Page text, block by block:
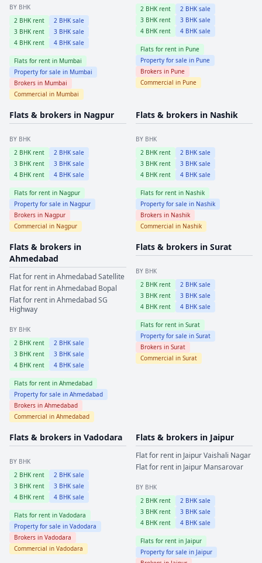
BY BHK
2 BHK rent 2 BHK sale
3 BHK rent 3 BHK sale
4 BHK rent 4 BHK sale
Flats for rent in Mumbai
Property for sale in Mumbai
Brokers in Mumbai
Commercial in Mumbai
2 BHK rent 2 BHK sale
3 BHK rent 3 BHK sale
4 BHK rent 4 BHK sale
Flats for rent in Pune
Property for sale in Pune
Brokers in Pune
Commercial in Pune
Flats & brokers in Nagpur
BY BHK
2 BHK rent 2 BHK sale
3 BHK rent 3 BHK sale
4 BHK rent 4 BHK sale
Flats for rent in Nagpur
Property for sale in Nagpur
Brokers in Nagpur
Commercial in Nagpur
Flats & brokers in Nashik
BY BHK
2 BHK rent 2 BHK sale
3 BHK rent 3 BHK sale
4 BHK rent 4 BHK sale
Flats for rent in Nashik
Property for sale in Nashik
Brokers in Nashik
Commercial in Nashik
Flats & brokers in
Ahmedabad
Flat for rent inAhmedabadSatellite
Flat for rent inAhmedabad Bopal
Flat for rent inAhmedabadSG
Highway
BY BHK
2 BHK rent 2 BHK sale
3 BHK rent 3 BHK sale
4 BHK rent 4 BHK sale
Flats for rent in Ahmedabad
Property for sale in Ahmedabad
Brokers in Ahmedabad
Commercial in Ahmedabad
Flats & brokers in Surat
BY BHK
2 BHK rent 2 BHK sale
3 BHK rent 3 BHK sale
4 BHK rent 4 BHK sale
Flats for rent in Surat
Property for sale in Surat
Brokers in Surat
Commercial in Surat
Flats & brokers in Vadodara
BY BHK
2 BHK rent 2 BHK sale
3 BHK rent 3 BHK sale
4 BHK rent 4 BHK sale
Flats for rent in Vadodara
Property for sale in Vadodara
Brokers in Vadodara
Commercial in Vadodara
Flats & brokers in Jaipur
Flat for rent in JaipurVaishali Nagar
Flat for rent in Jaipur Mansarovar
BY BHK
2 BHK rent 2 BHK sale
3 BHK rent 3 BHK sale
4 BHK rent 4 BHK sale
Flats for rent in Jaipur
Property for sale in Jaipur